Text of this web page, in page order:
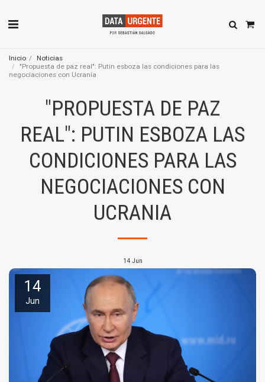
Inicio
Noticias
"Propuesta de paz real": Putin esboza las condiciones para las
negociaciones con Ucrania
"PROPUESTA DE PAZ
REAL": PUTIN ESBOZA LAS
CONDICIONES PARA LAS
NEGOCIACIONES CON
UCRANIA
14 Jun
14
Jun